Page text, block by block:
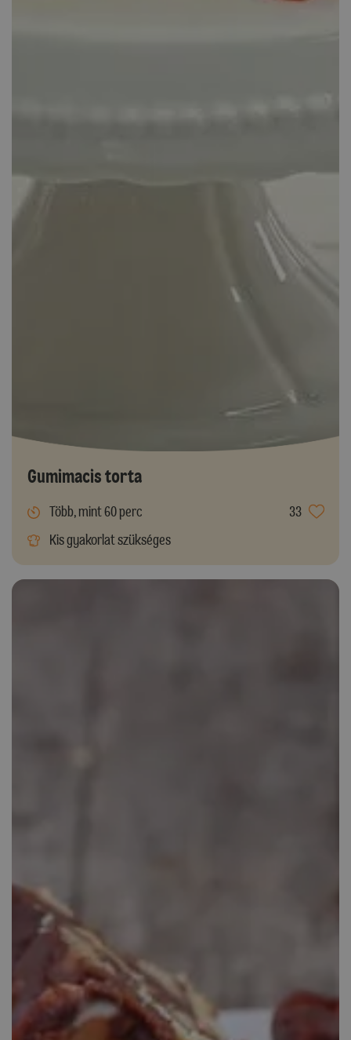
Gumimacis torta
Több, mint 60 perc
33
Kis gyakorlat szükséges